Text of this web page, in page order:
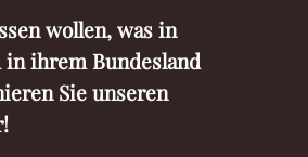
wollen, was in
ihrem Bundesland
Sie unseren